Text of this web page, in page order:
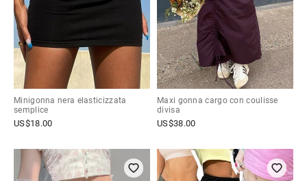
Minigonna nera elasticizzata
semplice
US$18.00
Maxi gonna cargo con coulisse
divisa
US$38.00